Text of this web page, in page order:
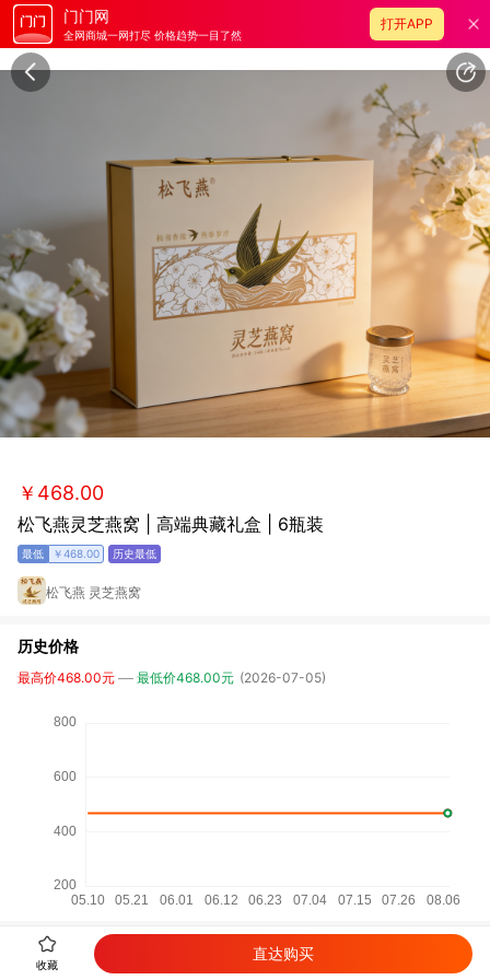
门门网
全网商城一网打尽 价格趋势一目了然
打开APP
￥468.00
松飞燕灵芝燕窝 | 高端典藏礼盒 | 6瓶装
￥468.00
松飞燕 灵芝燕窝
历史价格
最高价468.00元 最低价468.00元 (2026-07-05)
详细参数
收藏
直达购买